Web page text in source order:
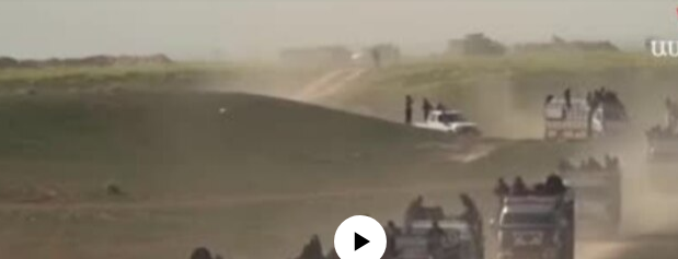
No media source currently available